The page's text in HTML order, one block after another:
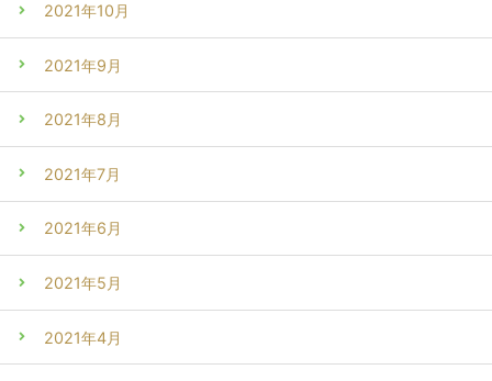
2021年10月
2021年9月
2021年8月
2021年7月
2021年6月
2021年5月
2021年4月